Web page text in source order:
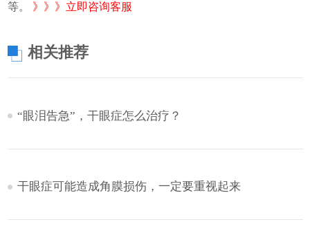
等。 》》》立即咨询客服
相关推荐
“眼泪告急”，干眼症怎么治疗？
干眼症可能造成角膜损伤，一定要重视起来